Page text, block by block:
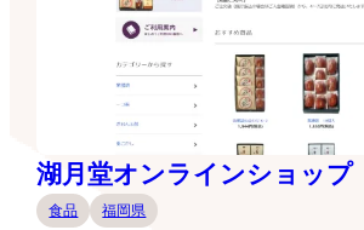
湖月堂オンラインショップ
食品 福岡県